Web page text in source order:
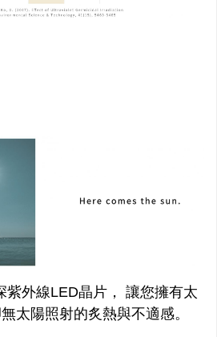
紫外線LED晶片， 讓您擁有太
太陽照射的炙熱與不適感。